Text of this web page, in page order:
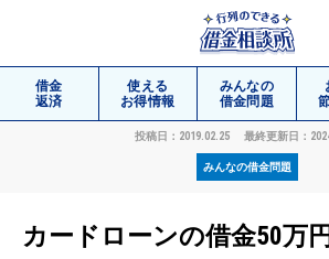
借金
返済
使える
お得情報
みんなの
借金問題
投稿日：2019.02.25 最終更新日：
みんなの借金問題
カードローンの借金50万